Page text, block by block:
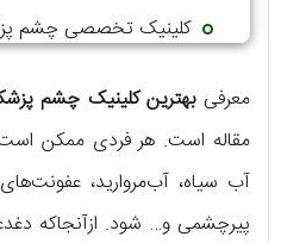
کلینیک تخصصی چشم
کلینیک فوق تخصصی
(خیابان ولیعصر)
کلینیک چشم پزشکی
معرفی بهترین کلینیک چشم
مقاله است. هر فردی ممکن
آب سیاه، آب‌مروارید،
پیرچشمی و… شود. ازآنجاکه